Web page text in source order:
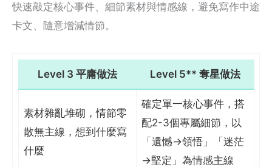
快速敲定核心事件、細節素材與情感線，避免寫作中途
卡文、隨意增減情節。
Level 3 平庸做法 Level 5** 奪星做法
素材雜亂堆砌，情節零
散無主線，想到什麼寫
什麼
確定單一核心事件，搭
配2-3個專屬細節，以
「遺憾→領悟」「迷茫
→堅定」為情感主線